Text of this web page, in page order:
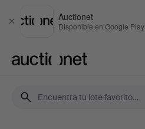
Cerrar
Auctionet
Disponible en Google Play